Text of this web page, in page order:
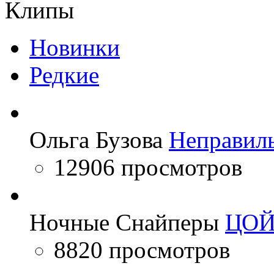
Клипы
Новинки
Редкие
Ольга Бузова
12906 просмотров
Ночные Снайперы
8820 просмотров